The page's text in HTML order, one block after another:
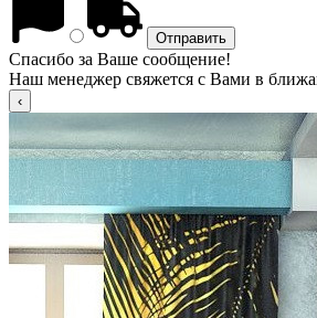
Спасибо за Ваше сообщение!
Наш менеджер свяжется с Вами в